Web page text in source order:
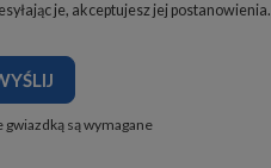
je, akceptujesz jej postanowienia.
gwiazdką są wymagane